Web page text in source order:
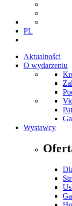
PL
Aktualności
O wydarzeniu
Wystawcy